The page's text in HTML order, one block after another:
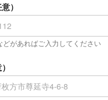
）
どがあればご入力してください